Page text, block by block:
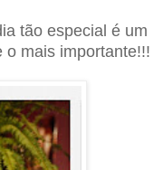
tão especial é um
o mais importante!!!